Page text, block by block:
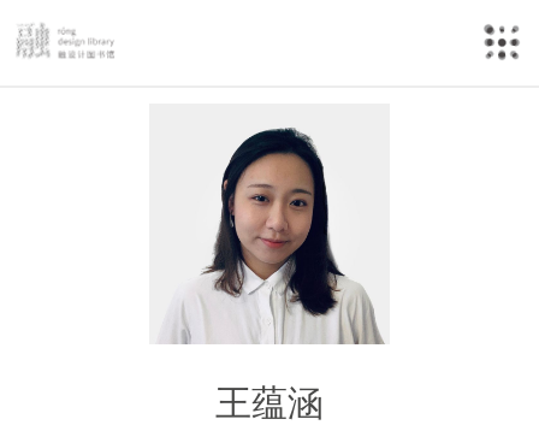
王蕴涵